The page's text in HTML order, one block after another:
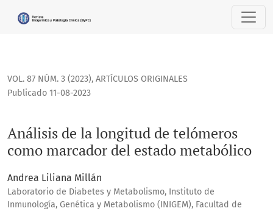
Análisis de la longitud de telómeros como marcador del
VOL. 87 NÚM. 3 (2023), ARTÍCULOS ORIGINALES
Análisis de la longitud de telómeros
como marcador del estado metabólico
Publicado 11-08-2023
Andrea Liliana Millán
Laboratorio de Diabetes y Metabolismo, Instituto de
Inmunología, Genética y Metabolismo (INIGEM), Facultad de